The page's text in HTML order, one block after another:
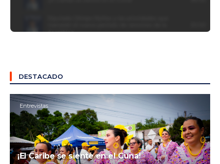
DESTACADO
Entrevistas
¡El Caribe se siente en el Cuna!